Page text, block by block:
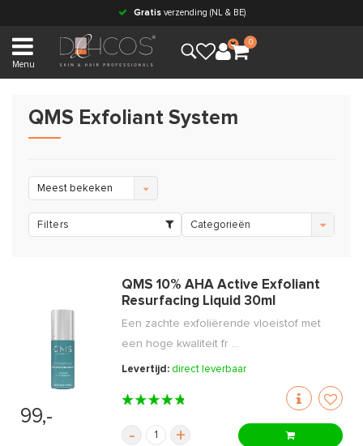
Gratisverzending (NL & BE)
Menu
0
QMS Exfoliant System
Meest bekeken
Filters Categorieën
99,-
QMS 10% AHA Active Exfoliant
Resurfacing Liquid 30ml
Een zachte exfoliërende vloeistof met
een hoge kwaliteit fr ...
Levertijd: direct leverbaar
- +